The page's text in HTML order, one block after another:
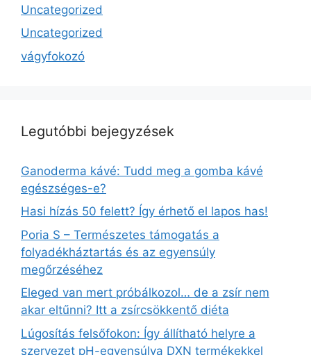
Uncategorized
Uncategorized
vágyfokozó
Legutóbbi bejegyzések
Ganoderma kávé: Tudd meg a gomba kávé
egészséges-e?
Hasi hízás 50 felett? Így érhető el lapos has!
Poria S – Természetes támogatás a
folyadékháztartás és az egyensúly
megőrzéséhez
Eleged van mert próbálkozol… de a zsír nem
akar eltűnni? Itt a zsírcsökkentő diéta
Lúgosítás felsőfokon: Így állítható helyre a
szervezet pH-egyensúlya DXN termékekkel